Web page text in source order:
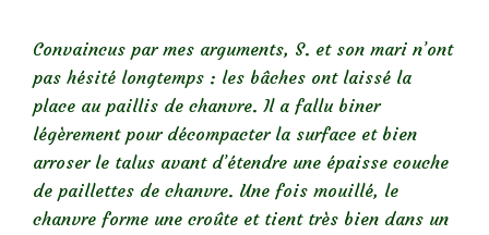
Convaincus par mes arguments, S. et son mari n’ont
pas hésité longtemps : les bâches ont laissé la
place au paillis de chanvre. Il a fallu biner
légèrement pour décompacter la surface et bien
arroser le talus avant d’étendre une épaisse couche
de paillettes de chanvre. Une fois mouillé, le
chanvre forme une croûte et tient très bien dans un